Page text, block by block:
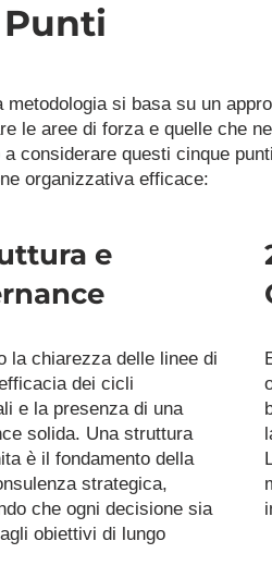
metodologia si basa su un
le aree di forza e quelle che
a considerare questi cinque
organizzativa efficace:
e
la chiarezza delle linee di
dei cicli
e la presenza di una
solida. Una struttura
è il fondamento della
strategica,
che ogni decisione sia
obiettivi di lungo